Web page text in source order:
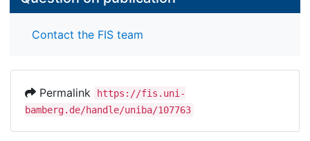
Contact the FIS team
Permalink
https://fis.uni-
bamberg.de/handle/uniba/107763